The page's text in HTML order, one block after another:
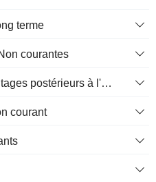
terme
courantes
Pensions et autres avantages postérieurs à l'emploi
courant